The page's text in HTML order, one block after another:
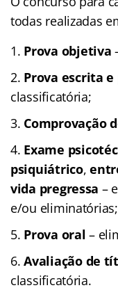
todas realizadas
Prova objetiva
Prova escrita
classificatória;
Comprovação
Exame
psiquiátrico,
vida pregressa –
e/ou eliminatórias;
Prova oral –
Avaliação de
classificatória.